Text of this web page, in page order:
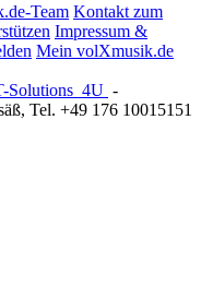
Team Kontakt zum
Impressum &
Mein volXmusik.de
Solutions 4U -
, Tel. +49 176 10015151